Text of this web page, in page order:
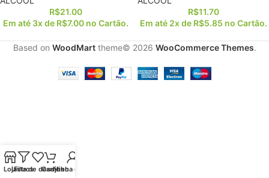
R$21.00
Em até 3x de R$7.00 no Cartão.
R$11.70
Em até 2x de R$5.85 no Cartão.
Based on WoodMarttheme© 2026 WooCommerce Themes.
LojaFiltros
Lista de desejos
Carrinho
Minha conta